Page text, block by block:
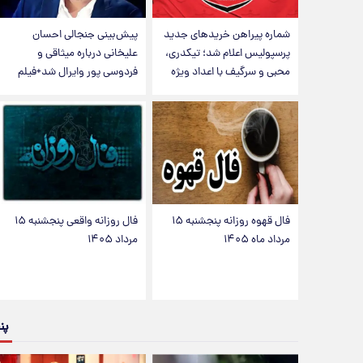
شماره پیراهن خریدهای جدید
پرسپولیس اعلام شد؛ تیکدری،
محبی و سرگیف با اعداد ویژه
پیش‌بینی جنجالی احسان
علیخانی درباره میثاقی و
فردوسی پور وایرال شد+فیلم
فال قهوه روزانه پنجشنبه ۱۵
مرداد ماه ۱۴۰۵
فال روزانه واقعی پنجشنبه ۱۵
مرداد ۱۴۰۵